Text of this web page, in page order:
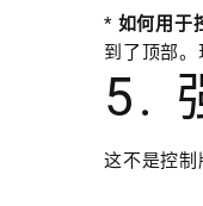
* 如何用于
到了顶部
5.
这不是控制